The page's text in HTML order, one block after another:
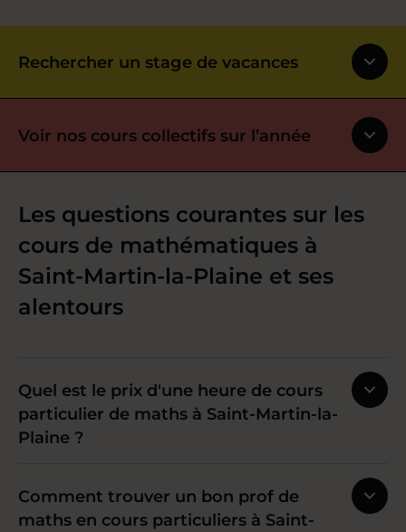
Rechercher un stage de vacances
Voir nos cours collectifs sur l’année
Les questions courantes sur les
cours de mathématiques à
Saint-Martin-la-Plaine et ses
alentours
Quel est le prix d'une heure de cours
particulier de maths à Saint-Martin-la-
Plaine ?
Comment trouver un bon prof de
maths en cours particuliers à Saint-